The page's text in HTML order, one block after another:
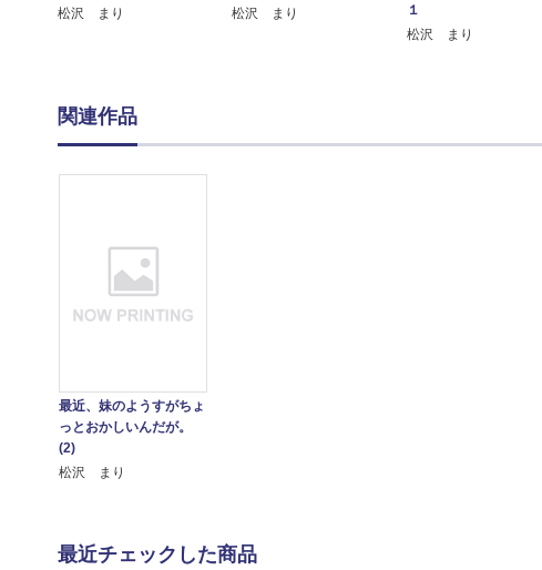
松沢 まり
松沢 まり
１
松沢 まり
関連作品
最近、妹のようすがちょ
っとおかしいんだが。
(2)
松沢 まり
最近チェックした商品